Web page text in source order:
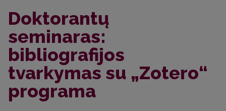
Doktorantų
seminaras:
bibliografijos
tvarkymas su „Zotero“
programa